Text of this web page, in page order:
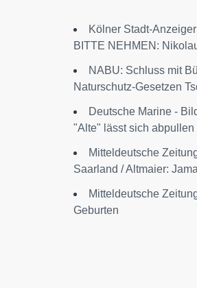
Kölner Stadt-
BITTE NEHMEN:
NABU: Schluss mit
Naturschutz-Gesetzen
Deutsche Marine -
"Alte" lässt sich abpullen
Mitteldeutsche
Saarland / Altmaier:
Mitteldeutsche
Geburten